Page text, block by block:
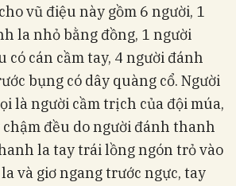
vũ điệu này gồm 6 người, 1
la nhỏ bằng đồng, 1 người
có cán cầm tay, 4 người đánh
bụng có dây quàng cổ. Người
là người cầm trịch của đội múa,
đều do người đánh thanh
la tay trái lồng ngón trỏ vào
và giơ ngang trước ngực, tay